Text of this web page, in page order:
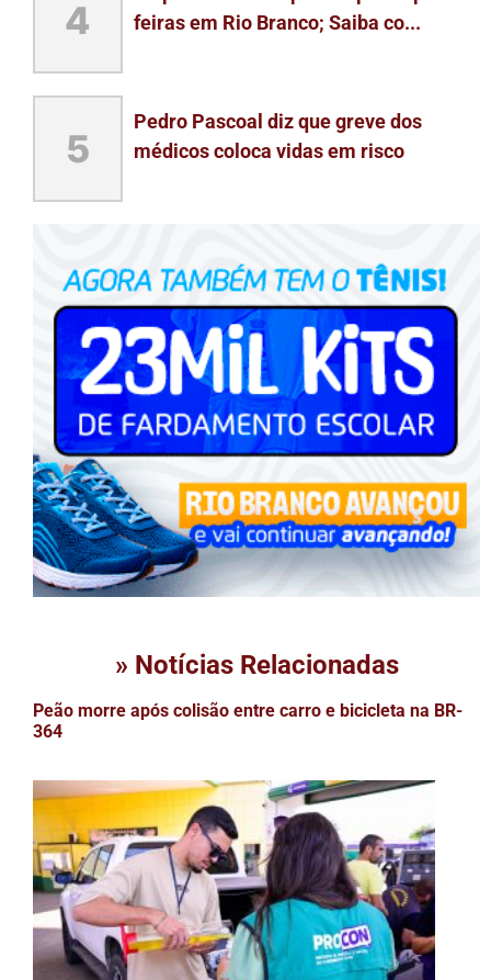
4
feiras em Rio Branco; Saiba co...
5
Pedro Pascoal diz que greve dos
médicos coloca vidas em risco
» Notícias Relacionadas
Peão morre após colisão entre carro e bicicleta na BR-
364